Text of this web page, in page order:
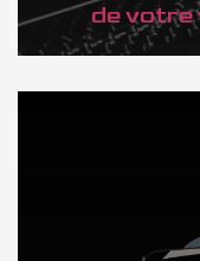
de votre
DÉCOUVREZ